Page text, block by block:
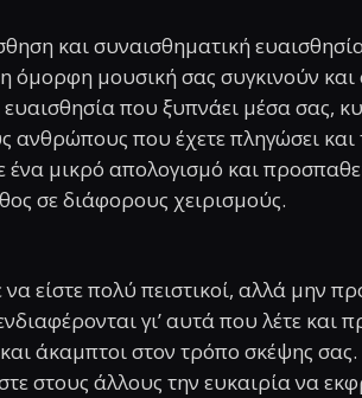
και συναισθηματική
όμορφη μουσική σας συγκινούν
ευαισθησία που ξυπνάει μέσα σας,
ανθρώπους που έχετε πληγώσει
ένα μικρό απολογισμό και
σε διάφορους χειρισμούς.
είστε πολύ πειστικοί, αλλά μην
γι’ αυτά που λέτε και
και άκαμπτοι στον τρόπο σκέψης σας.
στους άλλους την ευκαιρία να